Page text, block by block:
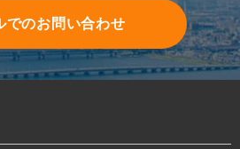
でのお問い合わせ